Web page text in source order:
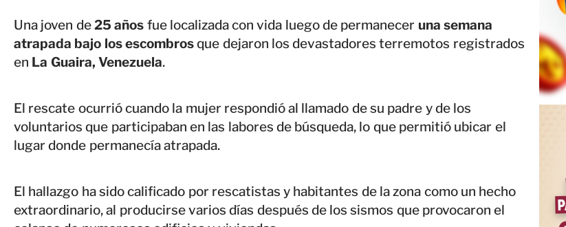
Una joven de25 años fue localizada con vida luego de permanecer una semana
atrapada bajo los escombrosque dejaron los devastadores terremotos registrados
en La Guaira, Venezuela.
El rescate ocurrió cuando la mujer respondió al llamado de su padre y de los
voluntarios que participaban en las labores de búsqueda, lo que permitió ubicar el
lugar donde permanecía atrapada.
El hallazgo ha sido calificado por rescatistas y habitantes de la zona como un hecho
extraordinario, al producirse varios días después de los sismos que provocaron el